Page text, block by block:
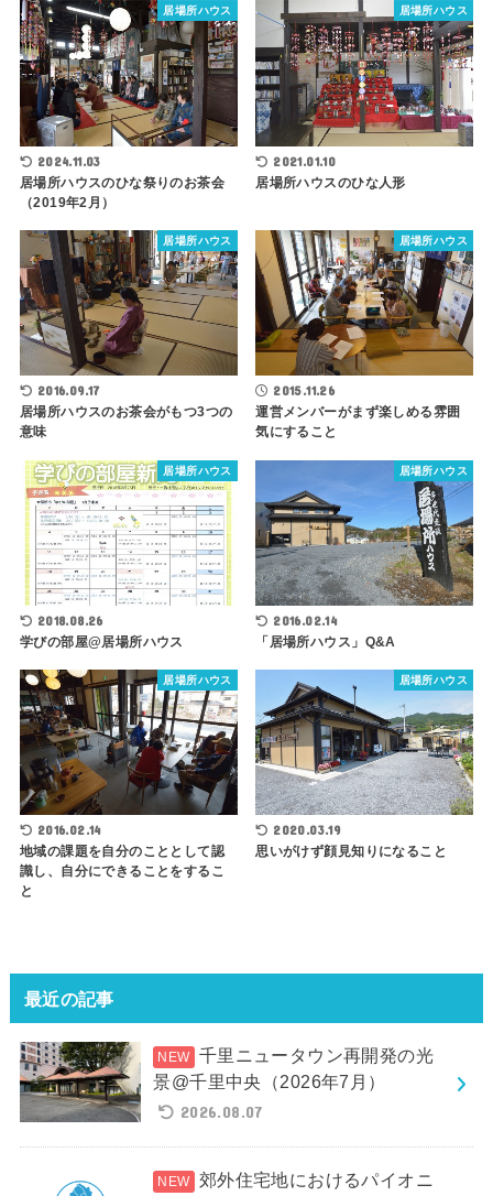
居場所ハウス
2024.11.03
居場所ハウスのひな祭りのお茶会
（2019年2月）
居場所ハウス
2021.01.10
居場所ハウスのひな人形
居場所ハウス
2016.09.17
居場所ハウスのお茶会がもつ3つの
意味
居場所ハウス
2015.11.26
運営メンバーがまず楽しめる雰囲
気にすること
居場所ハウス
2018.08.26
学びの部屋@居場所ハウス
居場所ハウス
2016.02.14
「居場所ハウス」Q&A
居場所ハウス
2016.02.14
地域の課題を自分のこととして認
識し、自分にできることをするこ
と
居場所ハウス
2020.03.19
思いがけず顔見知りになること
最近の記事
千里ニュータウン再開発の光
景@千里中央（2026年7月）
2026.08.07
郊外住宅地におけるパイオニ